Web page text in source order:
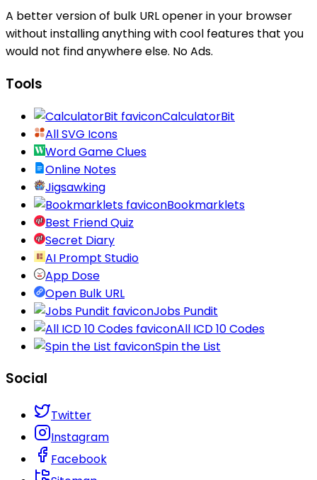
A better version of bulk URL opener in your browser
without installing anything with cool features that you
would not find anywhere else. No Ads.
Tools
CalculatorBit
All SVG Icons
Word Game Clues
Online Notes
Jigsawking
Bookmarklets
Best Friend Quiz
Secret Diary
AI Prompt Studio
App Dose
Open Bulk URL
Jobs Pundit
All ICD 10 Codes
Spin the List
Social
Twitter
Instagram
Facebook